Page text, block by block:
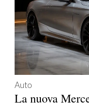
Auto
La nuova